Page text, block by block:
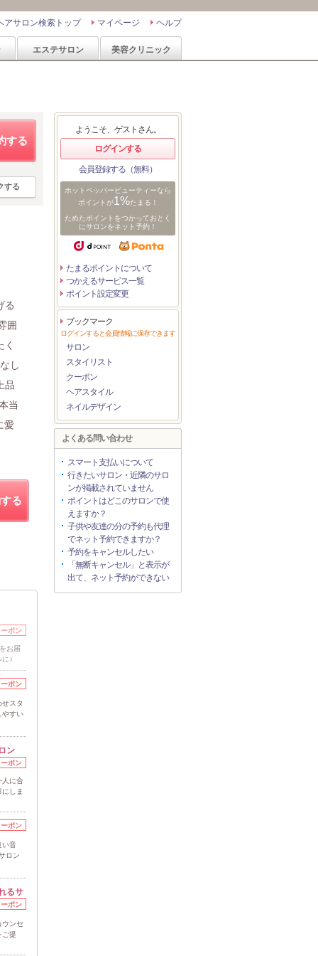
ヘルプ
マイページ
アサロン検索トップ
エステサロン 美容クリニック
する
する
る
囲
し
品
当
愛
る
ポン
お届
♪
ポン
スタ
やすい
ン
ポン
人に合
しま
ポン
い音
ロン
るサ
ポン
ウンセ
提
ようこそ、ゲストさん。
ログインする
会員登録する（無料）
ホットペッパービューティーなら
ポイントが1%たまる！
ためたポイントをつかっておとく
にサロンをネット予約！
たまるポイントについて
つかえるサービス一覧
ポイント設定変更
ブックマーク
ログインすると会員情報に保存できます
サロン
スタイリスト
クーポン
ヘアスタイル
ネイルデザイン
よくある問い合わせ
スマート支払いについて
行きたいサロン・近隣のサロ
ンが掲載されていません
ポイントはどこのサロンで使
えますか？
子供や友達の分の予約も代理
でネット予約できますか？
予約をキャンセルしたい
「無断キャンセル」と表示が
出て、ネット予約ができない